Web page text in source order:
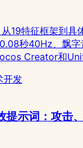
19特征框架到具
秒40Hz、飘字
Creator和
开发
示词：攻击